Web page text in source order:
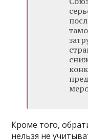
Кроме того,
нельзя не